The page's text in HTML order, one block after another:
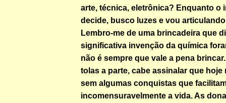
arte, técnica, eletrônica? Enquanto o
decide, busco luzes e vou
Lembro-me de uma brincadeira que
significativa invenção da química
não é sempre que vale a pena
tolas a parte, cabe assinalar que hoje
sem algumas conquistas que
incomensuravelmente a vida. As